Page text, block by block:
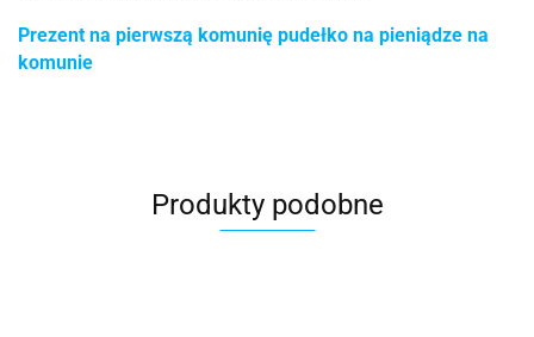
Prezent na pierwszą komunię pudełko na pieniądze na
komunie
Produkty podobne